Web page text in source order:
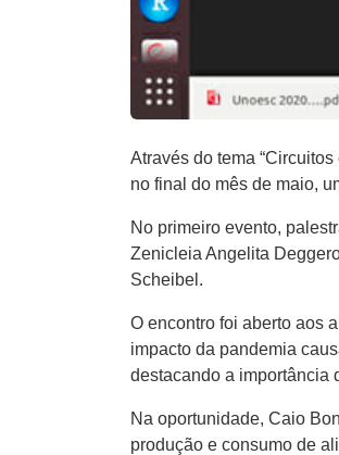
Através do tema
no final do mês de maio,
No primeiro evento,
Zenicleia Angelita
Scheibel.
O encontro foi aberto aos
impacto da pandemia
destacando a importância
Na oportunidade, Caio
produção e consumo de